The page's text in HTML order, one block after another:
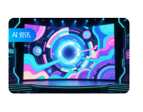
AI资讯